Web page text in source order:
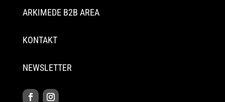
ARKIMEDE B2B AREA
KONTAKT
NEWSLETTER